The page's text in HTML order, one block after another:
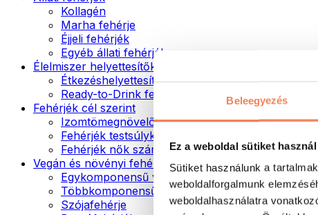
Beleegyezés
Ez a weboldal sütiket használ
Sütiket használunk a
weboldalforgalmunk
weboldalhasználatra
Kollagén
Marha fehérje
Éjjeli fehérjék
Egyéb állati fehérjék
Élelmiszer helyettesítők
Étkezéshelyettesítő porok
Ready-to-Drink fehérjeitalok
Fehérjék cél szerint
Izomtömegnövelők
Fehérjék testsúlykontroll támogatásához
Fehérjék nők számára
Vegán és növényi fehérjék
Egykomponensű vegán fehérjék
Többkomponensű vegán fehérjék
Szójafehérje